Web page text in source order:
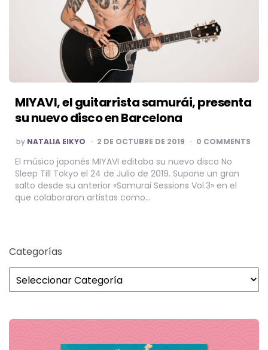
MIYAVI, el guitarrista samurái, presenta
su nuevo disco en Barcelona
POSTED
BY
by NATALIA EIKYO 2 DE OCTUBRE DE 2019 0 COMMENTS
El músico japonés MIYAVI editaba su nuevo disco No
Sleep Till Tokyo el 24 de Julio de 2019. Supone un gran
salto desde su anterior «Samurai Sessions Vol.3» en el
que colaboraron artistas como…
Categorías